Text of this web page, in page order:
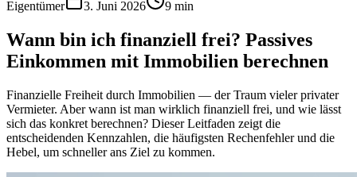
Eigentümer
3. Juni 2026 9 min
Wann bin ich finanziell frei? Passives
Einkommen mit Immobilien berechnen
Finanzielle Freiheit durch Immobilien — der Traum vieler privater
Vermieter. Aber wann ist man wirklich finanziell frei, und wie lässt
sich das konkret berechnen? Dieser Leitfaden zeigt die
entscheidenden Kennzahlen, die häufigsten Rechenfehler und die
Hebel, um schneller ans Ziel zu kommen.